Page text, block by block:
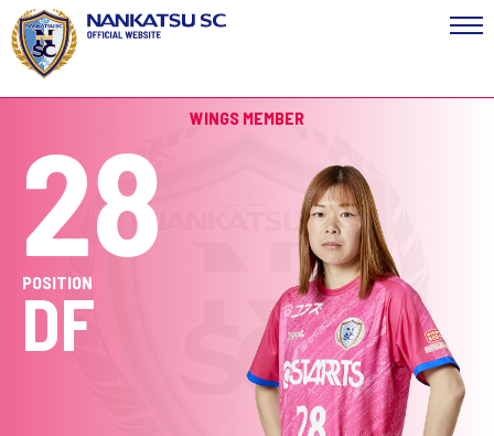
WINGS MEMBER
28
POSITION
DF